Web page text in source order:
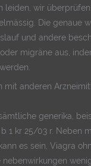
leiden, wir
Die genaue
und andere
migräne aus,
mit anderen
generika,
1 kr 25/03 r. Neben
es sein, Viagra